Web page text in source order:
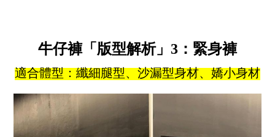
牛仔褲「版型解析」3：緊身褲
適合體型：纖細腿型、沙漏型身材、嬌小身材